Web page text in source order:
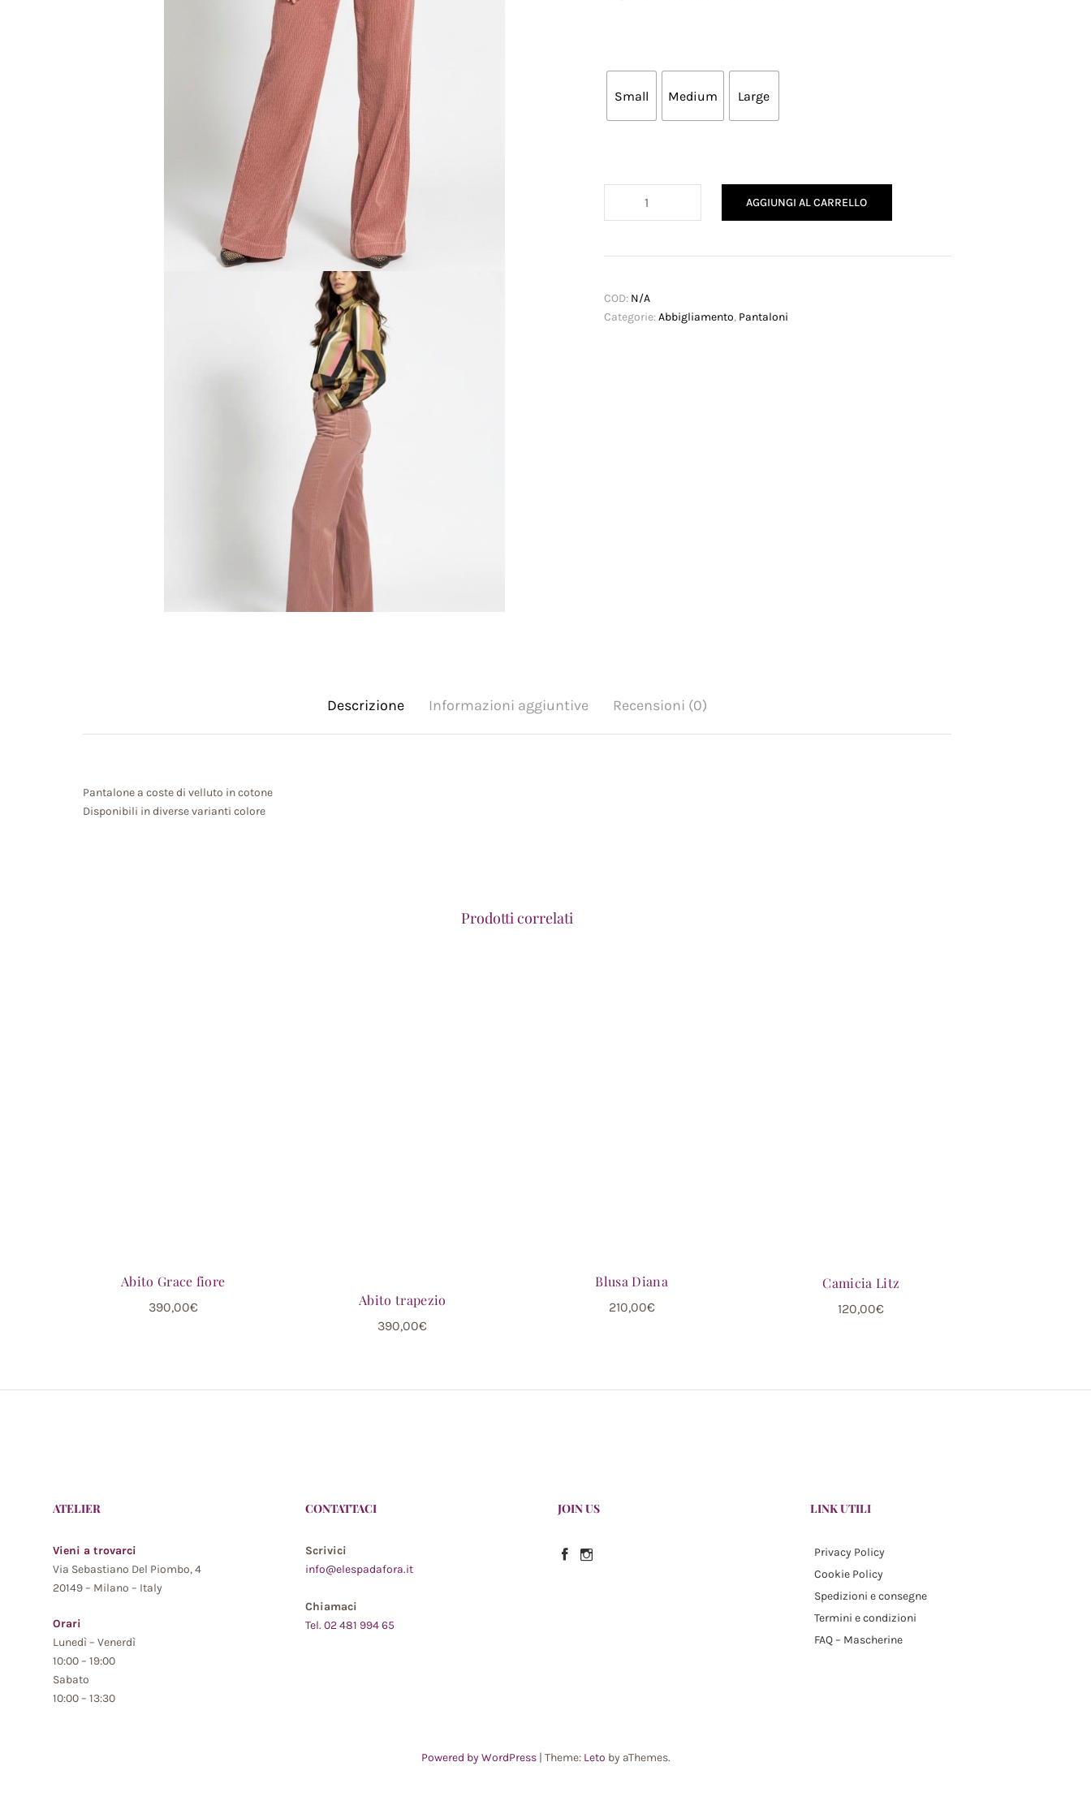
Small Medium Large
AGGIUNGI AL CARRELLO
COD: N/A
Categorie:Abbigliamento, Pantaloni
Descrizione Informazioni aggiuntive Recensioni (0)
Pantalone a coste di velluto in cotone
Disponibili in diverse varianti colore
Prodotti correlati
Abito Grace fiore
390,00€ Abito trapezio
390,00€
Blusa Diana
210,00€
Camicia Litz
120,00€
ATELIER
Vieni a trovarci
Via Sebastiano Del Piombo, 4
20149 – Milano – Italy
Orari
Lunedì – Venerdì
10:00 – 19:00
Sabato
10:00 – 13:30
CONTATTACI
Scrivici
info@elespadafora.it
Chiamaci
Tel. 02 481 994 65
JOIN US
Facebook
Instagram
LINK UTILI
Privacy Policy
Cookie Policy
Spedizioni e consegne
Termini e condizioni
FAQ – Mascherine
Powered by WordPress | Theme: Leto by aThemes.